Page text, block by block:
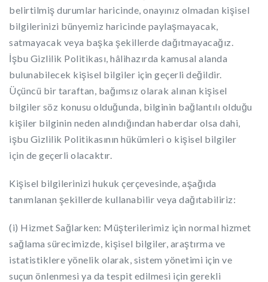
belirtilmiş durumlar haricinde, onayınız olmadan kişisel
bilgilerinizi bünyemiz haricinde paylaşmayacak,
satmayacak veya başka şekillerde dağıtmayacağız.
İşbu Gizlilik Politikası, hâlihazırda kamusal alanda
bulunabilecek kişisel bilgiler için geçerli değildir.
Üçüncü bir taraftan, bağımsız olarak alınan kişisel
bilgiler söz konusu olduğunda, bilginin bağlantılı olduğu
kişiler bilginin neden alındığından haberdar olsa dahi,
işbu Gizlilik Politikasının hükümleri o kişisel bilgiler
için de geçerli olacaktır.
Kişisel bilgilerinizi hukuk çerçevesinde, aşağıda
tanımlanan şekillerde kullanabilir veya dağıtabiliriz:
(i) Hizmet Sağlarken: Müşterilerimiz için normal hizmet
sağlama sürecimizde, kişisel bilgiler, araştırma ve
istatistiklere yönelik olarak, sistem yönetimi için ve
suçun önlenmesi ya da tespit edilmesi için gerekli